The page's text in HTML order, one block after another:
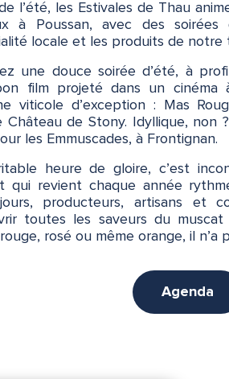
l’été, les Estivales de Thau
à Poussan, avec des
locale et les produits de notre
une douce soirée d’été, à
film projeté dans un
viticole d’exception : Mas
Château de Stony. Idyllique, non
les Emmuscades, à Frontignan.
heure de gloire, c’est
qui revient chaque année
producteurs, artisans et
toutes les saveurs du
rosé ou même orange, il n’a
Agenda